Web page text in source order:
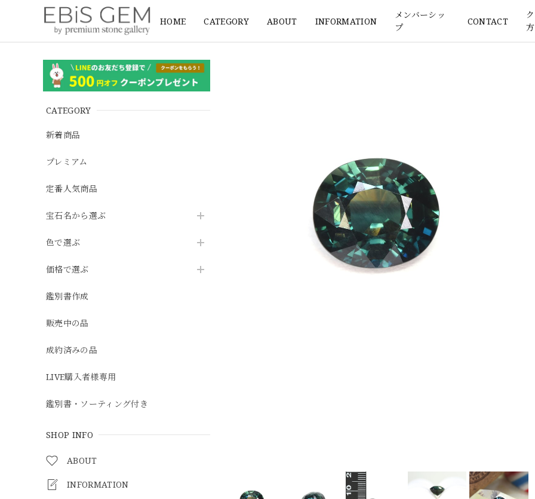
HOME CATEGORY ABOUT INFORMATION
メンバーシッ
プ
CONTACT
方
CATEGORY
新着商品
プレミアム
定番人気商品
宝石名から選ぶ
色で選ぶ
価格で選ぶ
鑑別書作成
販売中の品
成約済みの品
LIVE購入者様専用
鑑別書・ソーティング付き
SHOP INFO
ABOUT
INFORMATION